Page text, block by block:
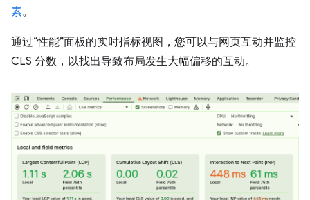
素。
通过“性能”面板的实时指标视图，您可以与网页互动并监控
CLS 分数，以找出导致布局发生大幅偏移的互动。